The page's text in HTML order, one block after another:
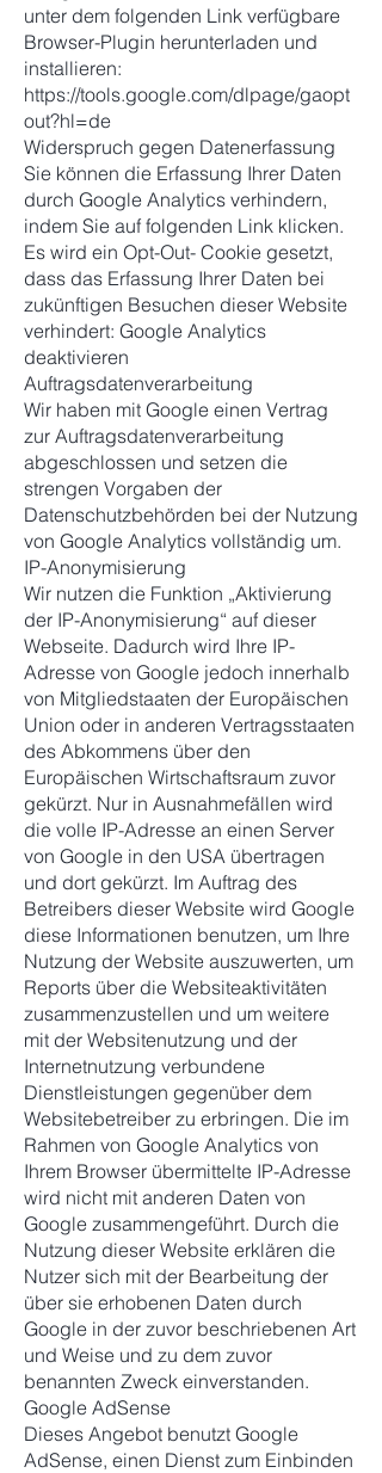
unter dem folgenden Link verfügbare
Browser-Plugin herunterladen und
installieren:
https://tools.google.com/dlpage/gaopt
out?hl=de
Widerspruch gegen Datenerfassung
Sie können die Erfassung Ihrer Daten
durch Google Analytics verhindern,
indem Sie auf folgenden Link klicken.
Es wird ein Opt-Out- Cookie gesetzt,
dass das Erfassung Ihrer Daten bei
zukünftigen Besuchen dieser Website
verhindert: Google Analytics
deaktivieren
Auftragsdatenverarbeitung
Wir haben mit Google einen Vertrag
zur Auftragsdatenverarbeitung
abgeschlossen und setzen die
strengen Vorgaben der
Datenschutzbehörden bei der Nutzung
von Google Analytics vollständig um.
IP-Anonymisierung
Wir nutzen die Funktion „Aktivierung
der IP-Anonymisierung“ auf dieser
Webseite. Dadurch wird Ihre IP-
Adresse von Google jedoch innerhalb
von Mitgliedstaaten der Europäischen
Union oder in anderen Vertragsstaaten
des Abkommens über den
Europäischen Wirtschaftsraum zuvor
gekürzt. Nur in Ausnahmefällen wird
die volle IP-Adresse an einen Server
von Google in den USA übertragen
und dort gekürzt. Im Auftrag des
Betreibers dieser Website wird Google
diese Informationen benutzen, um Ihre
Nutzung der Website auszuwerten, um
Reports über die Websiteaktivitäten
zusammenzustellen und um weitere
mit der Websitenutzung und der
Internetnutzung verbundene
Dienstleistungen gegenüber dem
Websitebetreiber zu erbringen. Die im
Rahmen von Google Analytics von
Ihrem Browser übermittelte IP-Adresse
wird nicht mit anderen Daten von
Google zusammengeführt. Durch die
Nutzung dieser Website erklären die
Nutzer sich mit der Bearbeitung der
über sie erhobenen Daten durch
Google in der zuvor beschriebenen Art
und Weise und zu dem zuvor
benannten Zweck einverstanden.
Google AdSense
Dieses Angebot benutzt Google
AdSense, einen Dienst zum Einbinden